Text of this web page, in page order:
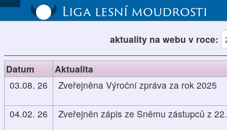
Liga lesní moudrosti
aktuality na webu v roce:
Datum
Aktualita
03.08. 26
Zveřejněna Výroční zpráva za rok 2025
04.02. 26 Zveřejněn zápis ze Sněmu zástupců z